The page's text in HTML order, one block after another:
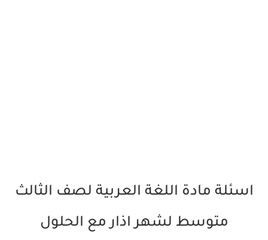
اسئلة مادة اللغة العربية لصف الثالث
متوسط لشهر اذار مع الحلول